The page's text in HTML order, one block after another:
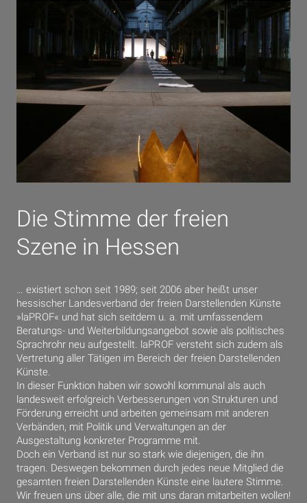
Die Stimme der freien
Szene in Hessen
… existiert schon seit 1989; seit 2006 aber heißt unser
hessischer Landesverband der freien Darstellenden Künste
»laPROF« und hat sich seitdem u. a. mit umfassendem
Beratungs- und Weiterbildungsangebot sowie als politisches
Sprachrohr neu aufgestellt. laPROF versteht sich zudem als
Vertretung aller Tätigen im Bereich der freien Darstellenden
Künste.
In dieser Funktion haben wir sowohl kommunal als auch
landesweit erfolgreich Verbesserungen von Strukturen und
Förderung erreicht und arbeiten gemeinsam mit anderen
Verbänden, mit Politik und Verwaltungen an der
Ausgestaltung konkreter Programme mit.
Doch ein Verband ist nur so stark wie diejenigen, die ihn
tragen. Deswegen bekommen durch jedes neue Mitglied die
gesamten freien Darstellenden Künste eine lautere Stimme.
Wir freuen uns über alle, die mit uns daran mitarbeiten wollen!